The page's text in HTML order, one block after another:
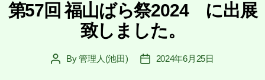
組
合
公
式
HP
第57回 福山ばら祭2024 に出展
致しました。
PostBy管理人(池田)
Post2024年6月25日